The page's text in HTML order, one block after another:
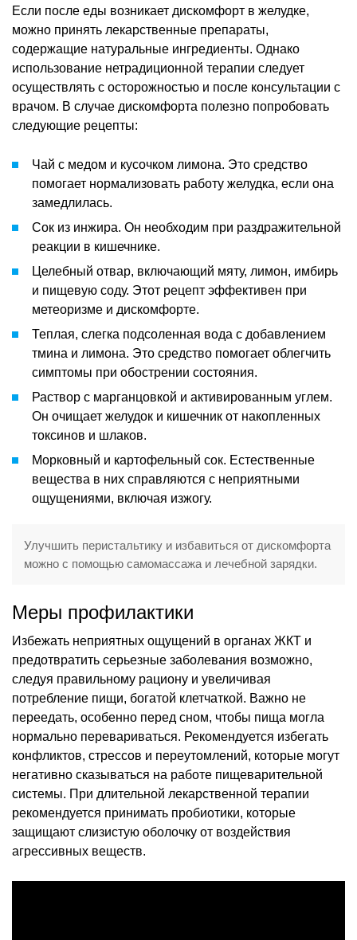
Если после еды возникает дискомфорт в желудке,
можно принять лекарственные препараты,
содержащие натуральные ингредиенты. Однако
использование нетрадиционной терапии следует
осуществлять с осторожностью и после консультации с
врачом. В случае дискомфорта полезно попробовать
следующие рецепты:
Чай с медом и кусочком лимона. Это средство
помогает нормализовать работу желудка, если она
замедлилась.
Сок из инжира. Он необходим при раздражительной
реакции в кишечнике.
Целебный отвар, включающий мяту, лимон, имбирь
и пищевую соду. Этот рецепт эффективен при
метеоризме и дискомфорте.
Теплая, слегка подсоленная вода с добавлением
тмина и лимона. Это средство помогает облегчить
симптомы при обострении состояния.
Раствор с марганцовкой и активированным углем.
Он очищает желудок и кишечник от накопленных
токсинов и шлаков.
Морковный и картофельный сок. Естественные
вещества в них справляются с неприятными
ощущениями, включая изжогу.
Улучшить перистальтику и избавиться от дискомфорта
можно с помощью самомассажа и лечебной зарядки.
Меры профилактики
Избежать неприятных ощущений в органах ЖКТ и
предотвратить серьезные заболевания возможно,
следуя правильному рациону и увеличивая
потребление пищи, богатой клетчаткой. Важно не
переедать, особенно перед сном, чтобы пища могла
нормально перевариваться. Рекомендуется избегать
конфликтов, стрессов и переутомлений, которые могут
негативно сказываться на работе пищеварительной
системы. При длительной лекарственной терапии
рекомендуется принимать пробиотики, которые
защищают слизистую оболочку от воздействия
агрессивных веществ.